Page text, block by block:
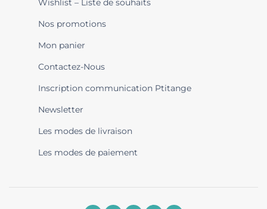
Wishlist – Liste de souhaits
Nos promotions
Mon panier
Contactez-Nous
Inscription communication Ptitange
Newsletter
Les modes de livraison
Les modes de paiement